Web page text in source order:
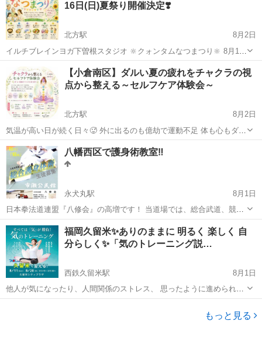
ゼントしま...
16日(日)夏祭り開催決定❣️
北方駅
8月2日
イルチブレインヨガ下曽根スタジオ 🔆クォンタムなつまつり‪🔆‬ 8月16
日(日)10時30分～16時00分 予約不要✨出入り自由✨見学だけでもOK👌
無料ブースも有り♪ 暑い日々が続く毎日・・・ 大人も子どももみんな
で笑っ...
福岡 北九州市 北方駅 ヨガ イルチブレインヨガ
【小倉南区】ダルい夏の疲れをチャクラの視
点から整える～セルフケア体験会～
北方駅
8月2日
気温が高い日が続く日々🥵 外に出るのも億劫で運動不足 体も心もダル
い日が続く そんな思いをしていませんか❓ 疲れやストレスが続くと、
体だけでなく脳や心の働きにも 影響が出やすくなります😫 東洋ではそ
の状態を 生命エネルギ...
福岡 北九州市 北方駅 ヨガ チャクラ
八幡西区で護身術教室‼️
永犬丸駅
8月1日
日本拳法道連盟『八修会』の高増です！ 当道場では、総合武道、競技
武道、護身術の稽古をしております。 場所:八幡西区「市瀬公民館」
時間:毎週金曜日19:30～21:00 1レッスン:800円(初回無料体験あり) 参
加資格:...
福岡 北九州市 永犬丸駅 空手/他格闘技 護身術
福岡久留米✨️ありのままに 明るく 楽しく 自
分らしく✨️「気のトレーニング説…
西鉄久留米駅
8月1日
他人が気になったり、人間関係のストレス、 思ったように進められな
いイライラ まだ先の未来に対する不安など、 日常にはさまざまな心の
葛藤が潜みますね。 『老子』の言葉には、 ❇️「 徳 を 内に秘...もっと見る